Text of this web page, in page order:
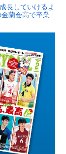
長していけるよ
蘭会高で卒業